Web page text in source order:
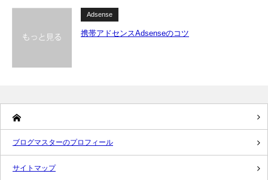
Adsense
携帯アドセンスAdsenseのコツ
ブログマスターのプロフィール
サイトマップ